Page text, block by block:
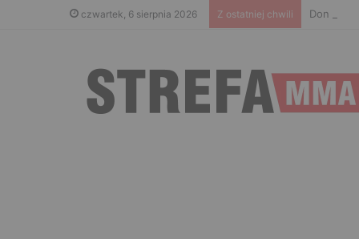
czwartek, 6 sierpnia 2026 Z ostatniej chwili Don